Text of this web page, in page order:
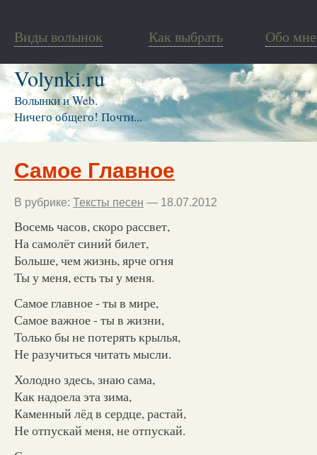
Виды волынок Как выбрать Обо мне
Volynki.ru
Волынки и Web.
Ничего общего! Почти...
Самое Главное
В рубрике: Тексты песен — 18.07.2012
Восемь часов, скоро рассвет,
На самолёт синий билет,
Больше, чем жизнь, ярче огня
Ты у меня, есть ты у меня.
Самое главное - ты в мире,
Самое важное - ты в жизни,
Только бы не потерять крылья,
Не разучиться читать мысли.
Холодно здесь, знаю сама,
Как надоела эта зима,
Каменный лёд в сердце, растай,
Не отпускай меня, не отпускай.